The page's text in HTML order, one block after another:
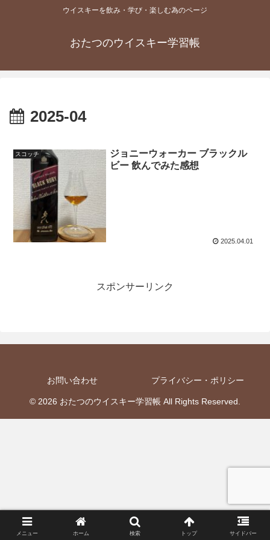
ウイスキーを飲み・学び・楽しむ為のページ
おたつのウイスキー学習帳
2025-04
スコッチ
ジョニーウォーカー ブラックル
ビー 飲んでみた感想
2025.04.01
スポンサーリンク
お問い合わせ プライバシー・ポリシー
© 2026 おたつのウイスキー学習帳 All Rights Reserved.
メニュー ホーム 検索 トップ サイドバー